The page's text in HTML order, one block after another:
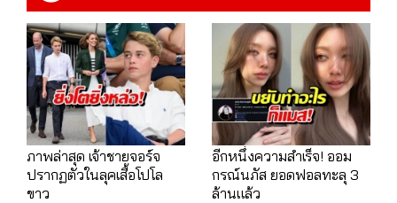
ภาพล่าสุด เจ้าชายจอร์จ
ปรากฏตัวในลุคเสื้อโปโล
ขาว
อีกหนึ่งความสำเร็จ! ออม
กรณ์นภัส ยอดฟอลทะลุ 3
ล้านแล้ว